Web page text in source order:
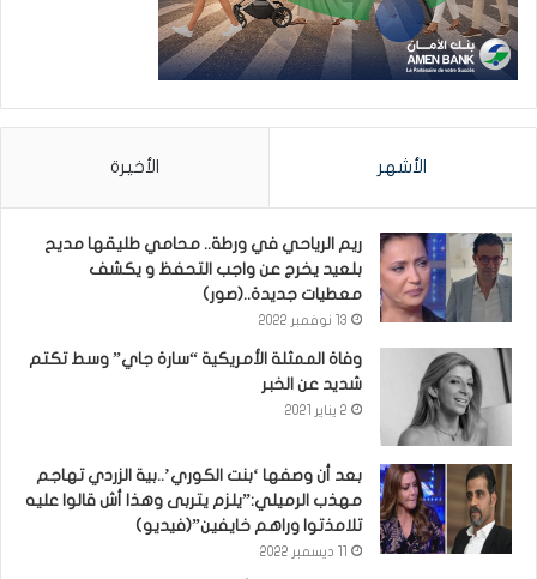
الأشهر الأخيرة
ريم الرياحي في ورطة.. محامي طليقها مديح
بلعيد يخرج عن واجب التحفظ و يكشف
معطيات جديدة..(صور)
13 نوفمبر 2022
وفاة الممثلة الأمريكية “سارة جاي” وسط تكتم
شديد عن الخبر
2 يناير 2021
بعد أن وصفها ‘بنت الكوري’..بية الزردي تهاجم
مهذب الرميلي:”يلزم يتربى وهذا أش قالوا عليه
تلامذتوا وراهم خايفين”(فيديو)